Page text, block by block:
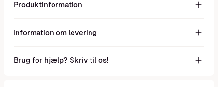
Produktinformation
Information om levering
Brug for hjælp? Skriv til os!